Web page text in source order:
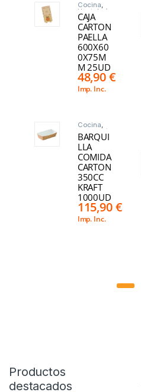
Cocina,
Hostelería
Menaje
Para llevar
CAJA
CARTON
PAELLA
600X60
0X75M
M 25UD
48,90€
Imp. Inc.
Cocina,
Hostelería
Menaje,
Para llevar
BARQUI
LLA
COMIDA
CARTON
350CC
KRAFT
1000UD
115,90€
Imp. Inc.
Productos
destacados